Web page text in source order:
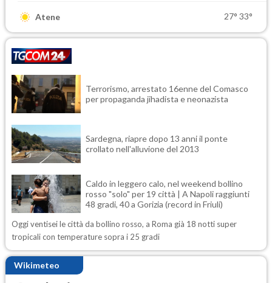
Atene 27° 33°
Terrorismo, arrestato 16enne del Comasco
per propaganda jihadista e neonazista
Sardegna, riapre dopo 13 anni il ponte
crollato nell'alluvione del 2013
Caldo in leggero calo, nel weekend bollino
rosso "solo" per 19 città | A Napoli raggiunti
48 gradi, 40 a Gorizia (record in Friuli)
Oggi ventisei le città da bollino rosso, a Roma già 18 notti super
tropicali con temperature sopra i 25 gradi
Wikimeteo